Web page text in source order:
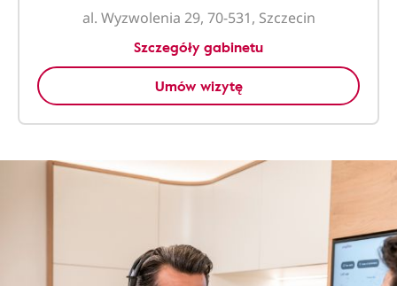
al. Wyzwolenia 29, 70-531, Szczecin
Szczegóły gabinetu
Umów wizytę